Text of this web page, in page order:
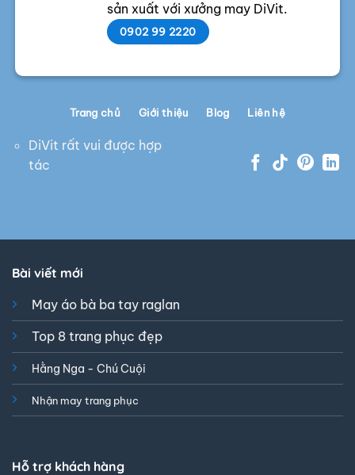
sản xuất với xưởng may DiVit.
0902 99 2220
DiVit rất vui được hợp
tác
Trang chủ Giới thiệu Blog Liên hệ
Bài viết mới
May áo bà ba tay raglan
Top 8 trang phục đẹp
Hằng Nga - Chú Cuội
Nhận may trang phục
Hỗ trợ khách hàng